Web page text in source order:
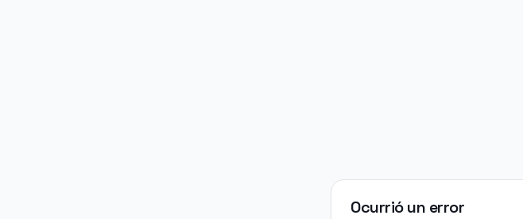
Ocurrió un error